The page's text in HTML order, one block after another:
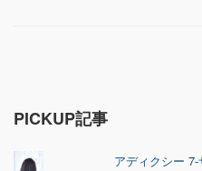
PICKUP記事
アディクシー